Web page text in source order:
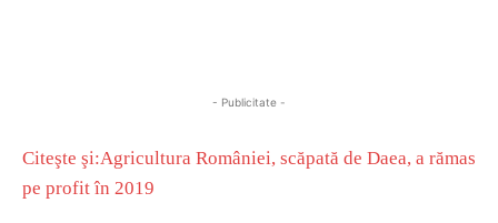
- Publicitate -
Citeşte şi:Agricultura României, scăpată de Daea, a rămas
pe profit în 2019